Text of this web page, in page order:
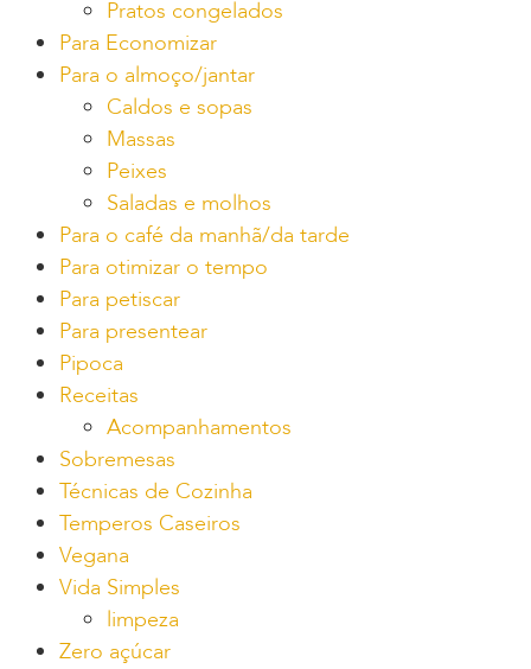
Pratos congelados
Para Economizar
Para o almoço/jantar
Caldos e sopas
Massas
Peixes
Saladas e molhos
Para o café da manhã/da tarde
Para otimizar o tempo
Para petiscar
Para presentear
Pipoca
Receitas
Acompanhamentos
Sobremesas
Técnicas de Cozinha
Temperos Caseiros
Vegana
Vida Simples
limpeza
Zero açúcar